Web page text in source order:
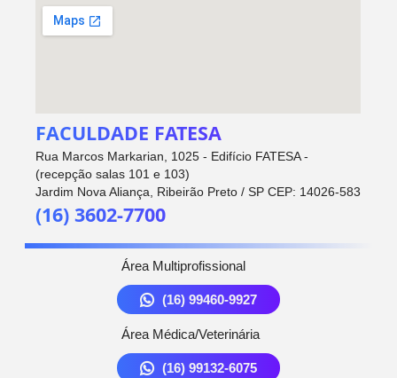
FACULDADE FATESA
Rua Marcos Markarian, 1025 - Edifício FATESA -
(recepção salas 101 e 103)
Jardim Nova Aliança, Ribeirão Preto / SP CEP: 14026-583
(16) 3602-7700
Área Multiprofissional
(16) 99460-9927
Área Médica/Veterinária
(16) 99132-6075